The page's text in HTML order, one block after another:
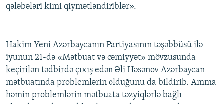
qələbələri kimi qiymətləndiriblər».
Hakim Yeni Azərbaycanın Partiyasının təşəbbüsü ilə
iyunun 21-də «Mətbuat və cəmiyyət» mövzusunda
keçirilən tədbirdə çıxış edən Əli Həsənov Azərbaycan
mətbuatında problemlərin olduğunu da bildirib. Amma
həmin problemlərin mətbuata təzyiqlərlə bağlı